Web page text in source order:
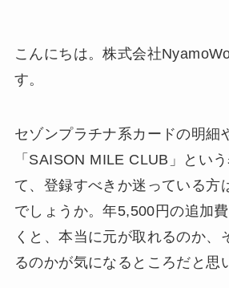
こんにちは。株式会社
す。
セゾンプラチナ系カードの明細
「SAISON MILE CLUB」とい
て、登録すべきか迷っている方
でしょうか。年5,500円の追加
くと、本当に元が取れるのか、
るのかが気になるところだと思